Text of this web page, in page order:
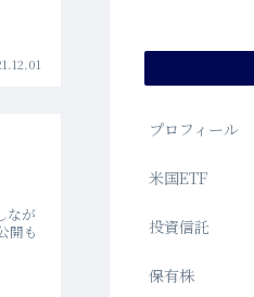
なが
開も
プロフィール
米国ETF
投資信託
保有株